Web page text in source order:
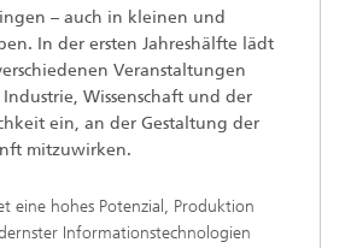
– auch in kleinen und
In der ersten Jahreshälfte lädt
Veranstaltungen
Industrie, Wissenschaft und der
ein, an der Gestaltung der
mitzuwirken.
eine hohes Potenzial, Produktion
Informationstechnologien